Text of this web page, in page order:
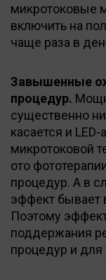
микротоковые
включить на
чаще раза в
Завышенные
процедур.
существенно
касается и
микротоковой
ото
процедур. А в
эффект
Поэтому
поддержания
процедур и